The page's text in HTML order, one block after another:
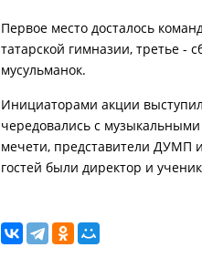
Первое место досталось
татарской гимназии, третье -
мусульманок.
Инициаторами акции
чередовались с
мечети, представители ДУМП
гостей были директор и